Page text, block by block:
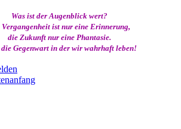
Was ist der Augenblick wert?
Vergangenheit ist nur eine Erinnerung,
die Zukunft nur eine Phantasie.
die Gegenwart in der wir wahrhaft leben!